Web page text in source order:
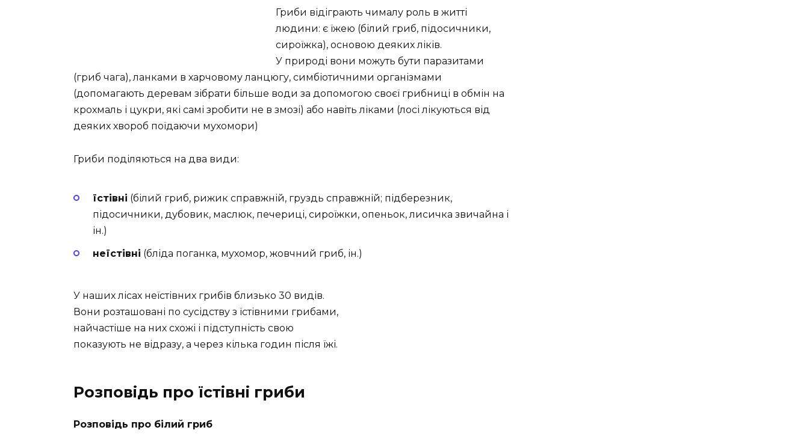
Гриби відіграють чималу роль в житті
людини: є їжею (білий гриб, підосичники,
сироїжка), основою деяких ліків.
У природі вони можуть бути паразитами
(гриб чага), ланками в харчовому ланцюгу, симбіотичними організмами
(допомагають деревам зібрати більше води за допомогою своєї грибниці в обмін на
крохмаль і цукри, які самі зробити не в змозі) або навіть ліками (лосі лікуються від
деяких хвороб поїдаючи мухомори)
Гриби поділяються на два види:
їстівні (білий гриб, рижик справжній, груздь справжній; підберезник,
підосичники, дубовик, маслюк, печериці, сироїжки, опеньок, лисичка звичайна і
ін.)
неїстівні (бліда поганка, мухомор, жовчний гриб, ін.)
У наших лісах неїстівних грибів близько 30 видів.
Вони розташовані по сусідству з їстівними грибами,
найчастіше на них схожі і підступність свою
показують не відразу, а через кілька годин після їжі.
Розповідь про їстівні гриби
Розповідь про білий гриб